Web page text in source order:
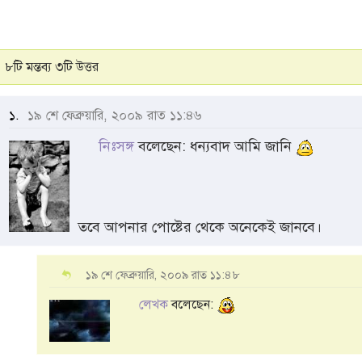
৮টি মন্তব্য ৩টি উত্তর
১. ১৯ শে ফেব্রুয়ারি, ২০০৯ রাত ১১:৪৬
নিঃসঙ্গবলেছেন: ধন্যবাদ আমি জানি
তবে আপনার পোষ্টের থেকে অনেকেই জানবে।
১৯ শে ফেব্রুয়ারি, ২০০৯ রাত ১১:৪৮
লেখকবলেছেন: